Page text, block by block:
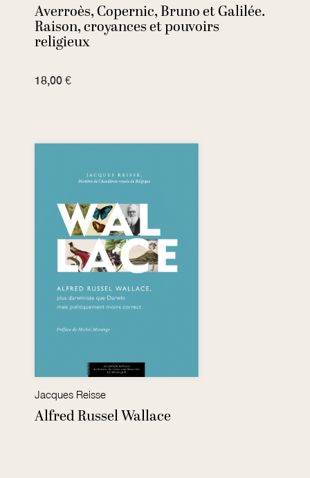
Averroès, Copernic, Bruno et Galilée.
Raison, croyances et pouvoirs
religieux
18,00 €
Jacques Reisse
Alfred Russel Wallace